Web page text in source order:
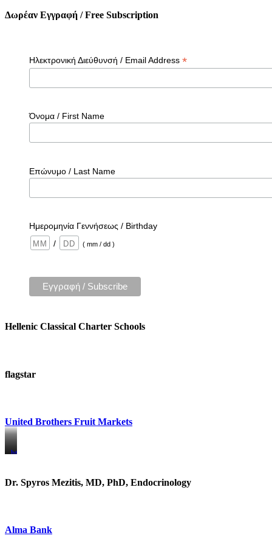
Δωρέαν Εγγραφή / Free Subscription
Ηλεκτρονική Διεύθυνσή / Email Address *
Όνομα / First Name
Επώνυμο / Last Name
Ημερομηνία Γεννήσεως / Birthday
/
( mm / dd )
Hellenic Classical Charter Schools
flagstar
United Brothers Fruit Markets
https://www.unitedbrothersfruitmarkets.com/
https://www.unitedbrothersfruitmarkets.com/
Dr. Spyros Mezitis, MD, PhD, Endocrinology
Alma Bank